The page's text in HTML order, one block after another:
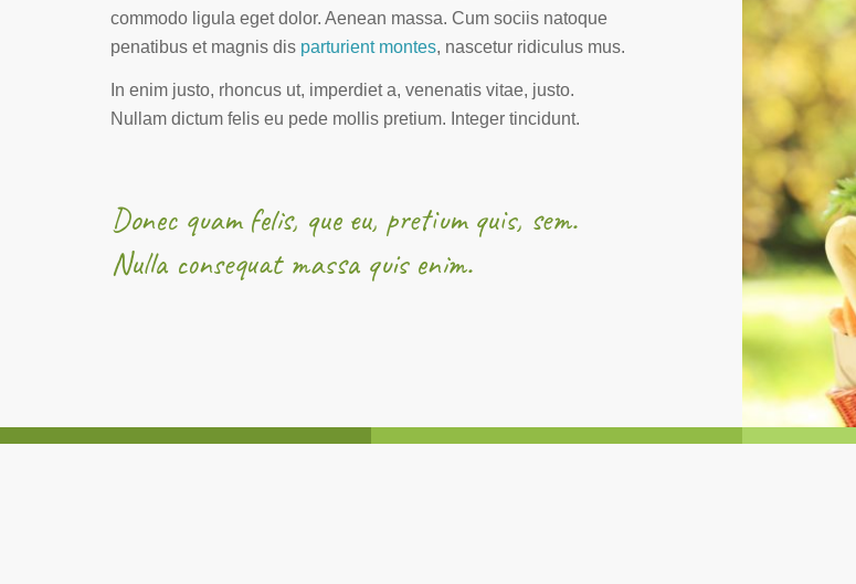
commodo ligula eget dolor. Aenean massa. Cum sociis natoque
penatibus et magnis dis parturient montes, nascetur ridiculus mus.
In enim justo, rhoncus ut, imperdiet a, venenatis vitae, justo.
Nullam dictum felis eu pede mollis pretium. Integer tincidunt.
Donec quam felis, que eu, pretium quis, sem.
Nulla consequat massa quis enim.